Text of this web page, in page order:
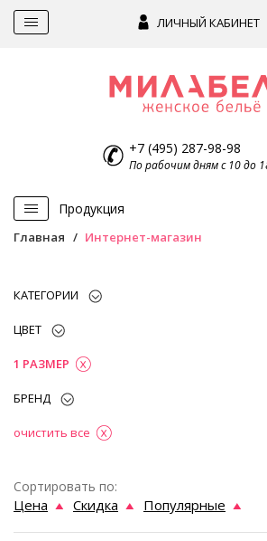
ЛИЧНЫЙ КАБИНЕТ
+7 (495) 287-98-98
По рабочим дням с 10 до
Продукция
Главная Интернет-магазин
КАТЕГОРИИ
ЦВЕТ
1 РАЗМЕР
БРЕНД
очистить все
Сортировать по:
Цена Скидка Популярные